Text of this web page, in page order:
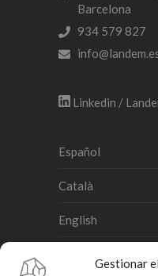
Gestionar
Barcelona
934 579 827
Linkedin /
Español
Català
English